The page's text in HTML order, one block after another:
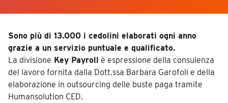
Sono più di 13.000 i cedolini elaborati ogni anno
grazie a un servizio puntuale e qualificato.
La divisione Key Payroll è espressione della consulenza
del lavoro fornita dalla Dott.ssa Barbara Garofoli e della
elaborazione in outsourcing delle buste paga tramite
Humansolution CED.